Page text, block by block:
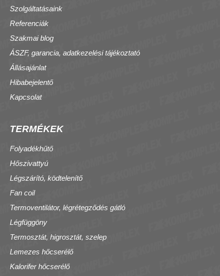
Szolgáltatásaink
Referenciák
Szakmai blog
ÁSZF, garancia, adatkezelési tájékoztató
Állásajánlat
Hibabejelentő
Kapcsolat
TERMÉKEK
Folyadékhűtő
Hőszivattyú
Légszárító, ködtelenítő
Fan coil
Termoventilátor, légrétegződés gátló
Légfüggöny
Termosztát, higrosztát, szelep
Lemezes hőcserélő
Kalorifer hőcserélő